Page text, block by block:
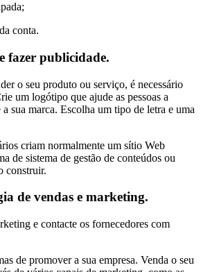
conta.
fazer publicidade.
o seu produto ou serviço, é necessário
um logótipo que ajude as pessoas a
sua marca. Escolha um tipo de letra e uma
criam normalmente um sítio Web
de sistema de gestão de conteúdos ou
construir.
de vendas e marketing.
e contacte os fornecedores com
de promover a sua empresa. Venda o seu